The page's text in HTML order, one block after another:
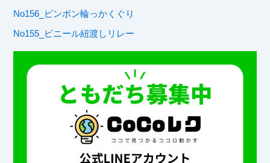
No156_ピンポン輪っかくぐり
No155_ビニール紐渡しリレー